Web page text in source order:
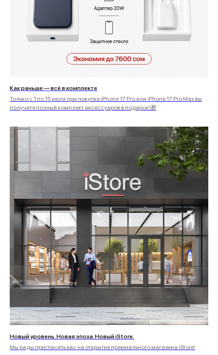
Как раньше — всё в комплекте
Только с 1 по 15 июля при покупке iPhone 17 Pro или iPhone 17 Pro Max вы
получите полный комплект аксессуаров в подарок!🎁
Новый уровень. Новая эпоха. Новый iStore.
Мы рады пригласить вас на открытие премиального магазина iStore!